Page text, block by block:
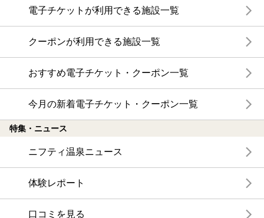
電子チケットが利用できる施設一覧
クーポンが利用できる施設一覧
おすすめ電子チケット・クーポン一覧
今月の新着電子チケット・クーポン一覧
特集・ニュース
ニフティ温泉ニュース
体験レポート
口コミを見る